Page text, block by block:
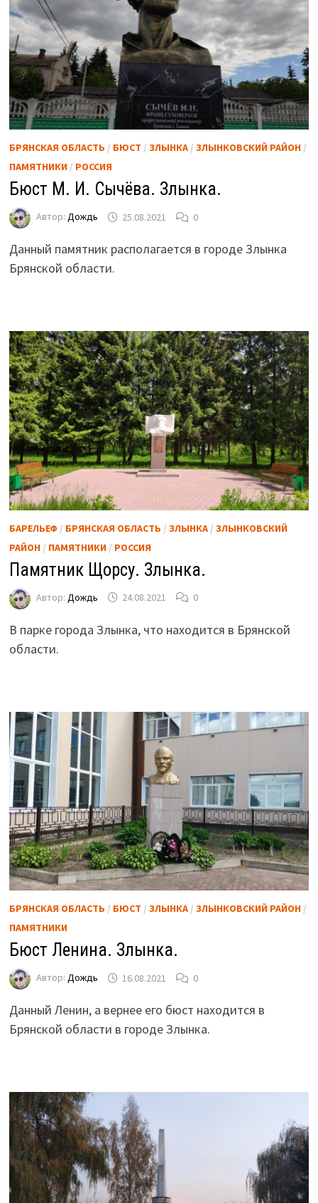
БРЯНСКАЯ ОБЛАСТЬ / БЮСТ / ЗЛЫНКА/ ЗЛЫНКОВСКИЙ РАЙОН/
ПАМЯТНИКИ/ РОССИЯ
Бюст М. И. Сычёва. Злынка.
Автор: Дождь 25.08.2021 0
Данный памятник располагается в городе Злынка
Брянской области.
БАРЕЛЬЕФ / БРЯНСКАЯ ОБЛАСТЬ / ЗЛЫНКА/ ЗЛЫНКОВСКИЙ
РАЙОН/ ПАМЯТНИКИ/ РОССИЯ
Памятник Щорсу. Злынка.
Автор: Дождь 24.08.2021 0
В парке города Злынка, что находится в Брянской
области.
БРЯНСКАЯ ОБЛАСТЬ / БЮСТ / ЗЛЫНКА/ ЗЛЫНКОВСКИЙ РАЙОН/
ПАМЯТНИКИ
Бюст Ленина. Злынка.
Автор: Дождь 16.08.2021 0
Данный Ленин, а вернее его бюст находится в
Брянской области в городе Злынка.